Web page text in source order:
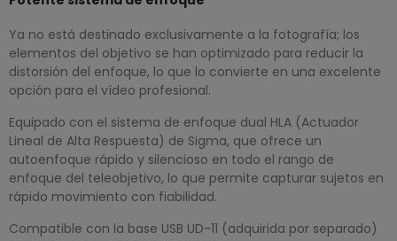
Ya no está destinado exclusivamente a la fotografía; los
elementos del objetivo se han optimizado para reducir la
distorsión del enfoque, lo que lo convierte en una excelente
opción para el vídeo profesional.
Equipado con el sistema de enfoque dual HLA (Actuador
Lineal de Alta Respuesta) de Sigma, que ofrece un
autoenfoque rápido y silencioso en todo el rango de
enfoque del teleobjetivo, lo que permite capturar sujetos en
rápido movimiento con fiabilidad.
Compatible con la base USB UD-11 (adquirida por separado)